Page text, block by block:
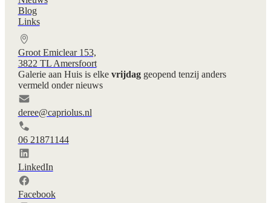
Blog
Links
Groot Emiclear 153,
3822 TL Amersfoort
Galerie aan Huis is elke vrijdaggeopend tenzij anders
vermeld onder nieuws
deree@capriolus.nl
06 21871144
LinkedIn
Facebook